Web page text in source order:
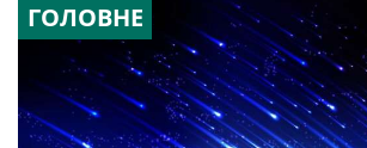
ГОЛОВНЕ